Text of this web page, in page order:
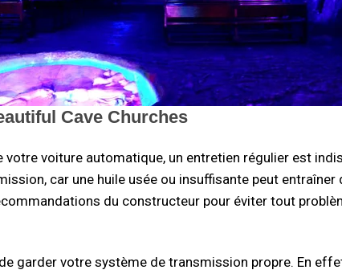
votre voiture automatique, un entretien régulier est
car une huile usée ou insuffisante peut
du constructeur pour éviter tout
garder votre système de transmission propre. En